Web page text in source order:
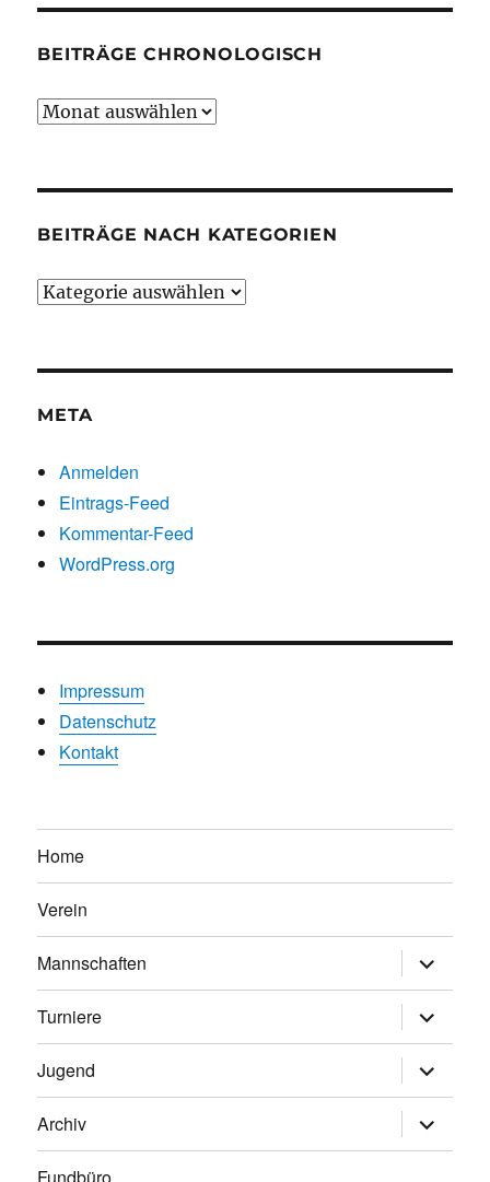
BEITRÄGE CHRONOLOGISCH
Beiträge
BEITRÄGE NACH KATEGORIEN
Beiträge
META
Anmelden
Eintrags-Feed
Kommentar-Feed
WordPress.org
Impressum
Datenschutz
Kontakt
Home
Verein
Mannschaften
anzeigen
Turniere
anzeigen
Jugend
anzeigen
Archiv
anzeigen